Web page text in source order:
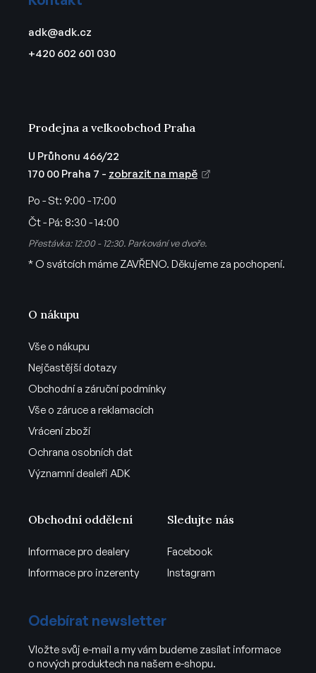
adk@adk.cz
+420 602 601 030
O nákupu
Vše o nákupu
Nejčastější dotazy
Obchodní a záruční podmínky
Vše o záruce a reklamacích
Vrácení zboží
Ochrana osobních dat
Významní dealeři ADK
Prodejna a velkoobchod Praha
U Průhonu 466/22
170 00 Praha 7 - zobrazit na mapě
Po - St: 9:00 - 17:00
Čt - Pá: 8:30 - 14:00
Přestávka: 12:00 - 12:30. Parkování ve dvoře.
* O svátcích máme ZAVŘENO. Děkujeme za pochopení.
Obchodní oddělení
Informace pro dealery
Informace pro inzerenty
Sledujte nás
Facebook
Instagram
Odebírat newsletter
Vložte svůj e-mail a my vám budeme zasílat informace
o nových produktech na našem e-shopu.